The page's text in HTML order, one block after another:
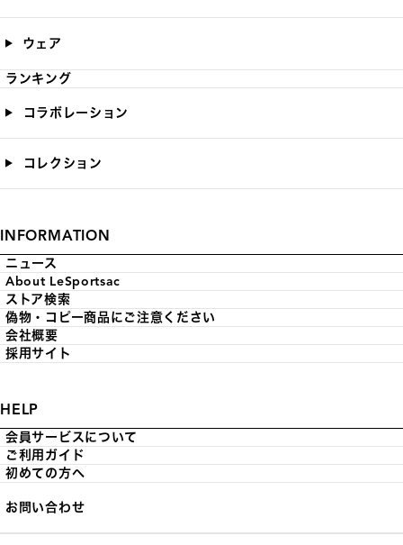
ウェア
ランキング
コラボレーション
コレクション
INFORMATION
ニュース
About LeSportsac
ストア検索
偽物・コピー商品にご注意ください
会社概要
採用サイト
HELP
会員サービスについて
ご利用ガイド
初めての方へ
お問い合わせ